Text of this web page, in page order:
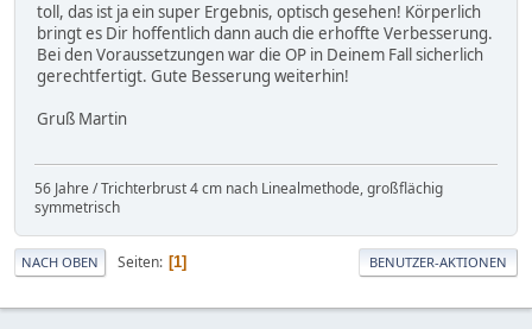
toll, das ist ja ein super Ergebnis, optisch gesehen! Körperlich
bringt es Dir hoffentlich dann auch die erhoffte Verbesserung.
Bei den Voraussetzungen war die OP in Deinem Fall sicherlich
gerechtfertigt. Gute Besserung weiterhin!
Gruß Martin
56 Jahre / Trichterbrust 4 cm nach Linealmethode, großflächig
symmetrisch
NACH OBEN Seiten 1 BENUTZER-AKTIONEN